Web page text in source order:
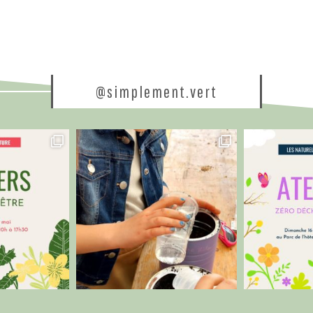
@simplement.vert